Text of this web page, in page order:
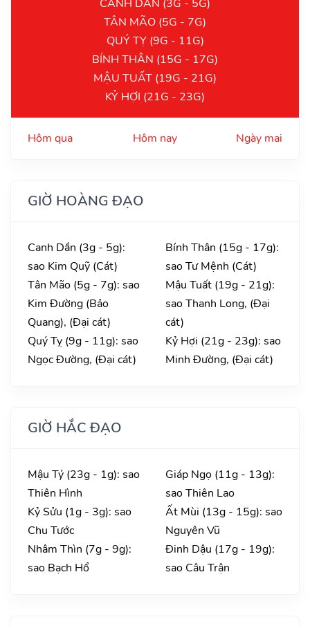
CANH DẦN (3G - 5G)
TÂN MÃO (5G - 7G)
QUÝ TỴ (9G - 11G)
BÍNH THÂN (15G - 17G)
MẬU TUẤT (19G - 21G)
KỶ HỢI (21G - 23G)
Hôm qua Hôm nay Ngày mai
GIỜ HOÀNG ĐẠO
Canh Dần (3g - 5g):
sao Kim Quỹ (Cát)
Tân Mão (5g - 7g): sao
Kim Đường (Bảo
Quang), (Đại cát)
Quý Tỵ (9g - 11g): sao
Ngọc Đường, (Đại cát)
Bính Thân (15g - 17g):
sao Tư Mệnh (Cát)
Mậu Tuất (19g - 21g):
sao Thanh Long, (Đại
cát)
Kỷ Hợi (21g - 23g): sao
Minh Đường, (Đại cát)
GIỜ HẮC ĐẠO
Mậu Tý (23g - 1g): sao
Thiên Hình
Kỷ Sửu (1g - 3g): sao
Chu Tước
Nhâm Thìn (7g - 9g):
sao Bạch Hổ
Giáp Ngọ (11g - 13g):
sao Thiên Lao
Ất Mùi (13g - 15g): sao
Nguyên Vũ
Đinh Dậu (17g - 19g):
sao Câu Trận